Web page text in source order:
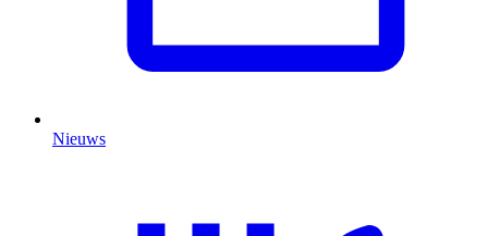
Nieuws